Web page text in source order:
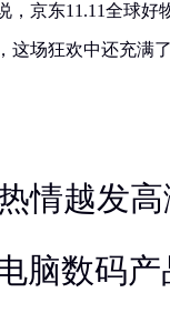
，京东11.11全球
这场狂欢中还充满
情越发
脑数码